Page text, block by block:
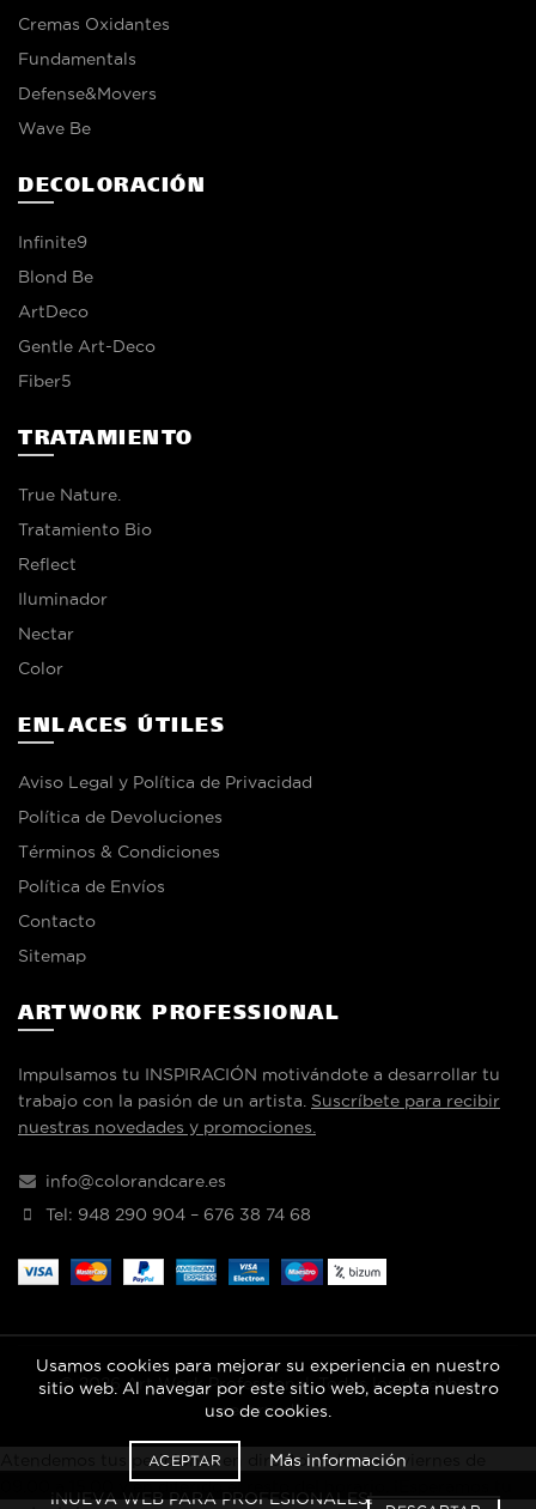
¡NUEVA WEB PARA PROFESIONALES!
Cremas Oxidantes
Fundamentals
Defense&Movers
Wave Be
DECOLORACIÓN
Infinite9
Blond Be
ArtDeco
Gentle Art-Deco
Fiber5
TRATAMIENTO
True Nature.
Tratamiento Bio
Reflect
Iluminador
Nectar
Color
ENLACES ÚTILES
Aviso Legal y Política de Privacidad
Política de Devoluciones
Términos & Condiciones
Política de Envíos
Contacto
Sitemap
ARTWORK PROFESSIONAL
Impulsamos tu INSPIRACIÓN motivándote a desarrollar tu
trabajo con la pasión de un artista. Suscríbete para recibir
nuestras novedades y promociones.
info@colorandcare.es
Tel: 948 290 904 – 676 38 74 68
© 2026Art Work Professional. Todos los derechos
reservados
Atendemos tus peticiones en directo de lunes a viernes de
09.00 a 15.00 y en diferido el resto del horario. ¡Esperamos tu
Usamos cookies para mejorar su experiencia en nuestro
sitio web. Al navegar por este sitio web, acepta nuestro
uso de cookies.
ACEPTAR Más información